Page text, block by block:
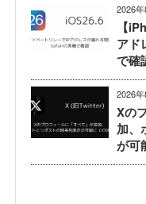
2026
【
アド
で確
2026
Xの
加、
が可